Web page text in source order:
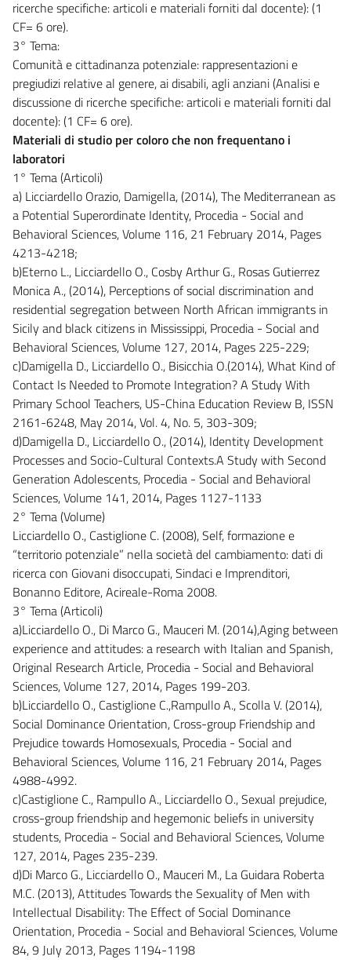
ricerche specifiche: articoli e materiali forniti dal docente): (1
CF= 6 ore).
3° Tema:
Comunità e cittadinanza potenziale: rappresentazioni e
pregiudizi relative al genere, ai disabili, agli anziani (Analisi e
discussione di ricerche specifiche: articoli e materiali forniti dal
docente): (1 CF= 6 ore).
Materiali di studio per coloro che non frequentano i
laboratori
1° Tema (Articoli)
a) Licciardello Orazio, Damigella, (2014), The Mediterranean as
a Potential Superordinate Identity, Procedia - Social and
Behavioral Sciences, Volume 116, 21 February 2014, Pages
4213-4218;
b)Eterno L., Licciardello O., Cosby Arthur G., Rosas Gutierrez
Monica A., (2014), Perceptions of social discrimination and
residential segregation between North African immigrants in
Sicily and black citizens in Mississippi, Procedia - Social and
Behavioral Sciences, Volume 127, 2014, Pages 225-229;
c)Damigella D., Licciardello O., Bisicchia O.(2014), What Kind of
Contact Is Needed to Promote Integration? A Study With
Primary School Teachers, US-China Education Review B, ISSN
2161-6248, May 2014, Vol. 4, No. 5, 303-309;
d)Damigella D., Licciardello O., (2014), Identity Development
Processes and Socio-Cultural Contexts.A Study with Second
Generation Adolescents, Procedia - Social and Behavioral
Sciences, Volume 141, 2014, Pages 1127-1133
2° Tema (Volume)
Licciardello O., Castiglione C. (2008), Self, formazione e
“territorio potenziale” nella società del cambiamento: dati di
ricerca con Giovani disoccupati, Sindaci e Imprenditori,
Bonanno Editore, Acireale-Roma 2008.
3° Tema (Articoli)
a)Licciardello O., Di Marco G., Mauceri M. (2014),Aging between
experience and attitudes: a research with Italian and Spanish,
Original Research Article, Procedia - Social and Behavioral
Sciences, Volume 127, 2014, Pages 199-203.
b)Licciardello O., Castiglione C.,Rampullo A., Scolla V. (2014),
Social Dominance Orientation, Cross-group Friendship and
Prejudice towards Homosexuals, Procedia - Social and
Behavioral Sciences, Volume 116, 21 February 2014, Pages
4988-4992.
c)Castiglione C., Rampullo A., Licciardello O., Sexual prejudice,
cross-group friendship and hegemonic beliefs in university
students, Procedia - Social and Behavioral Sciences, Volume
127, 2014, Pages 235-239.
d)Di Marco G., Licciardello O., Mauceri M., La Guidara Roberta
M.C. (2013), Attitudes Towards the Sexuality of Men with
Intellectual Disability: The Effect of Social Dominance
Orientation, Procedia - Social and Behavioral Sciences, Volume
84, 9 July 2013, Pages 1194-1198